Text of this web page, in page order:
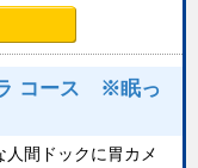
ラ コース ※眠っ
人間ドックに胃カメ